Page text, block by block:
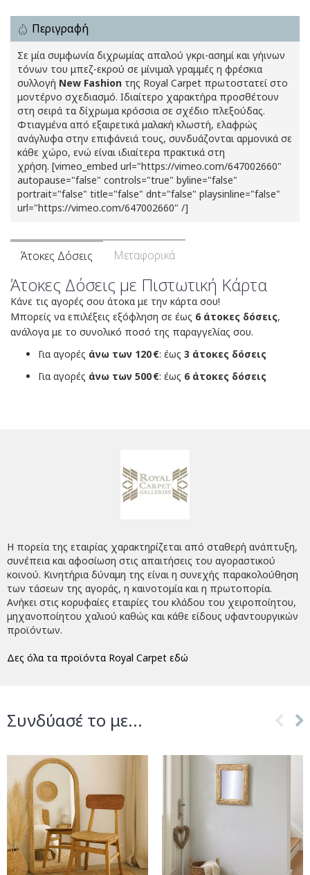
Περιγραφή
Σε μία συμφωνία διχρωμίας απαλού γκρι-ασημί και γήινων
τόνων του μπεζ-εκρού σε μίνιμαλ γραμμές η φρέσκια
συλλογή New Fashion της Royal Carpet πρωτοστατεί στο
μοντέρνο σχεδιασμό. Ιδιαίτερο χαρακτήρα προσθέτουν
στη σειρά τα δίχρωμα κρόσσια σε σχέδιο πλεξούδας.
Φτιαγμένα από εξαιρετικά μαλακή κλωστή, ελαφρώς
ανάγλυφα στην επιφάνειά τους, συνδυάζονται αρμονικά σε
κάθε χώρο, ενώ είναι ιδιαίτερα πρακτικά στη
χρήση. [vimeo_embed url="https://vimeo.com/647002660"
autopause="false" controls="true" byline="false"
portrait="false" title="false" dnt="false" playsinline="false"
url="https://vimeo.com/647002660" /]
Άτοκες Δόσεις Μεταφορικά
Άτοκες Δόσεις με Πιστωτική Κάρτα
Κάνε τις αγορές σου άτοκα με την κάρτα σου!
Μπορείς να επιλέξεις εξόφληση σε έως 6 άτοκες δόσεις,
ανάλογα με το συνολικό ποσό της παραγγελίας σου.
Για αγορές άνω των 120 €: έως 3 άτοκες δόσεις
Για αγορές άνω των 500 €: έως 6 άτοκες δόσεις
Η πορεία της εταιρίας χαρακτηρίζεται από σταθερή ανάπτυξη,
συνέπεια και αφοσίωση στις απαιτήσεις του αγοραστικού
κοινού. Κινητήρια δύναμη της είναι η συνεχής παρακολούθηση
των τάσεων της αγοράς, η καινοτομία και η πρωτοπορία.
Ανήκει στις κορυφαίες εταιρίες του κλάδου του χειροποίητου,
μηχανοποίητου χαλιού καθώς και κάθε είδους υφαντουργικών
προϊόντων.
Δες όλα τα προϊόντα Royal Carpet εδώ
Συνδύασέ το με...